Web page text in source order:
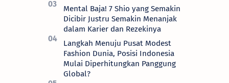
Mental Baja! 7 Shio yang Semakin
Dicibir Justru Semakin Menanjak
dalam Karier dan Rezekinya
Langkah Menuju Pusat Modest
Fashion Dunia, Posisi Indonesia
Mulai Diperhitungkan Panggung
Global?